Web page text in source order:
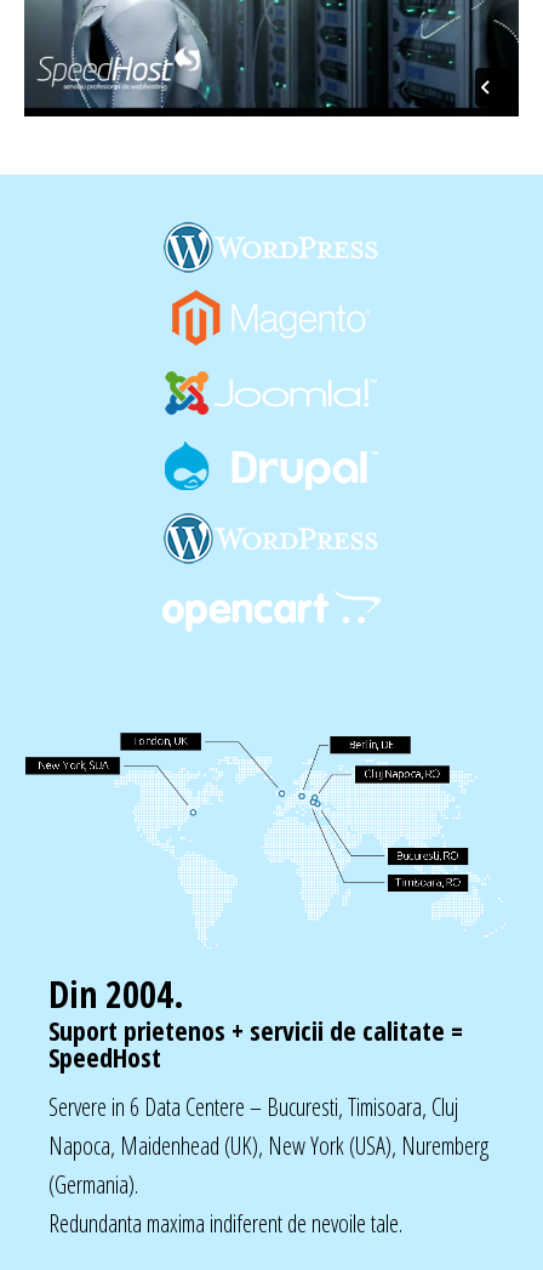
Din 2004.
Suport prietenos + servicii de calitate =
SpeedHost
Servere in 6 Data Centere – Bucuresti, Timisoara, Cluj
Napoca, Maidenhead (UK), New York (USA), Nuremberg
(Germania).
Redundanta maxima indiferent de nevoile tale.